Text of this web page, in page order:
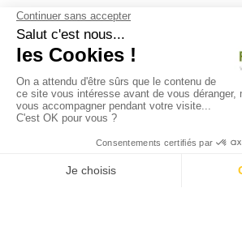
Mentions légales
Conditions d'utilisation
A propos